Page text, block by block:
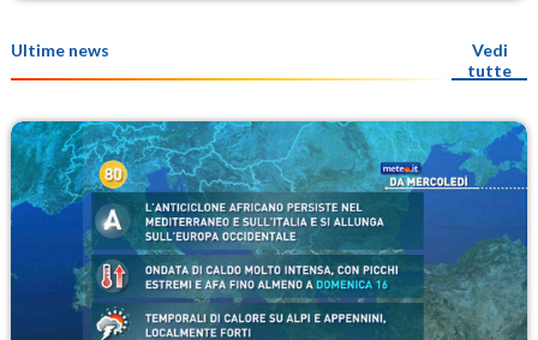
Ultime news
Vedi
tutte